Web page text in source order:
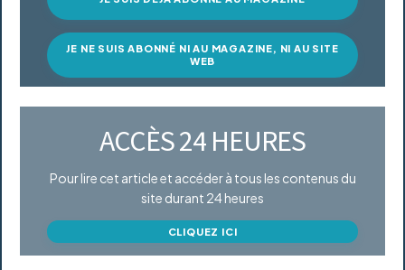
JE NE SUIS ABONNÉ NI AU MAGAZINE, NI AU SITE
WEB
ACCÈS 24 HEURES
Pour lire cet article et accéder à tous les contenus du
site durant 24 heures
CLIQUEZ ICI